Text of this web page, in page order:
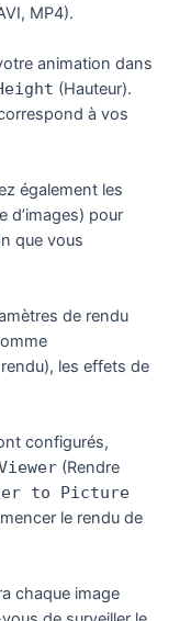
MP4).
animation dans
(Hauteur).
à vos
également les
d’images) pour
que vous
de rendu
les effets de
configurés,
(Rendre
to Picture
le rendu de
chaque image